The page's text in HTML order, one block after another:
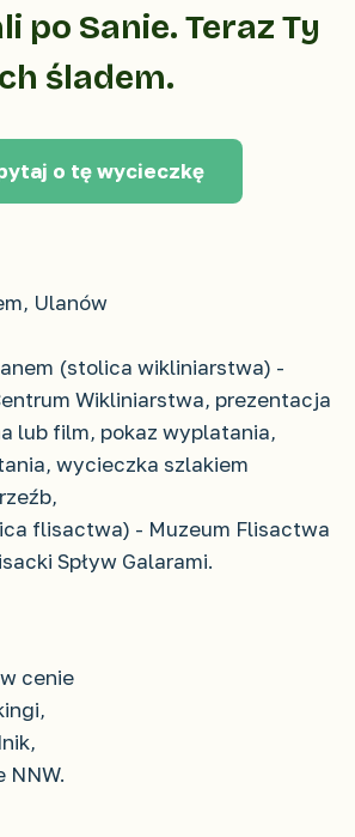
po Sanie. Teraz Ty
śladem.
o tę wycieczkę
Ulanów
(stolica wikliniarstwa) -
Wikliniarstwa, prezentacja
lub film, pokaz wyplatania,
wycieczka szlakiem
flisactwa) - Muzeum Flisactwa
Spływ Galarami.
cenie
NNW.